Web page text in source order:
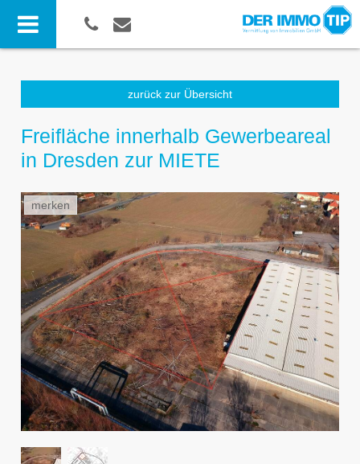
zurück zur Übersicht
Freifläche innerhalb Gewerbeareal
in Dresden zur MIETE
merken